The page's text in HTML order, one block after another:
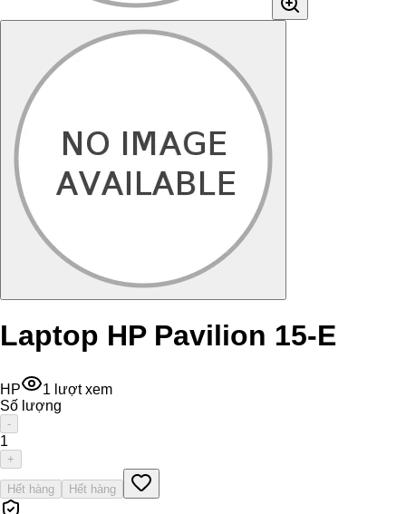
Laptop HP Pavilion 15-E
HP 1 lượt xem
Số lượng
-
1
+
Hết hàng Hết hàng